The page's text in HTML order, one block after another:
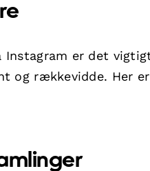
Instagram er det
og rækkevidde. Her